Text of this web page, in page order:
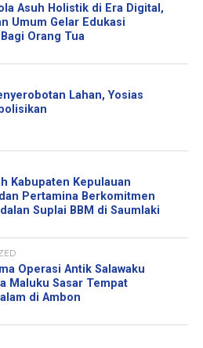
Asuh Holistik di Era Digital,
Umum Gelar Edukasi
Orang Tua
Lahan, Yosias
Kabupaten Kepulauan
Pertamina Berkomitmen
Suplai BBM di Saumlaki
Operasi Antik Salawaku
Maluku Sasar Tempat
di Ambon